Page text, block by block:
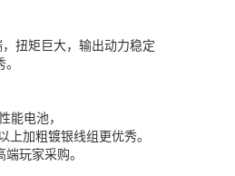
扭矩巨大，输出动力稳定
能电池，
上加粗镀银线组更优秀。
玩家采购。